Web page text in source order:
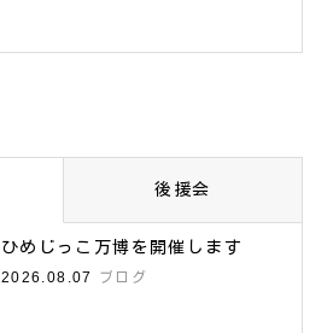
後援会
ひめじっこ万博を開催します
2026.08.07
ブログ